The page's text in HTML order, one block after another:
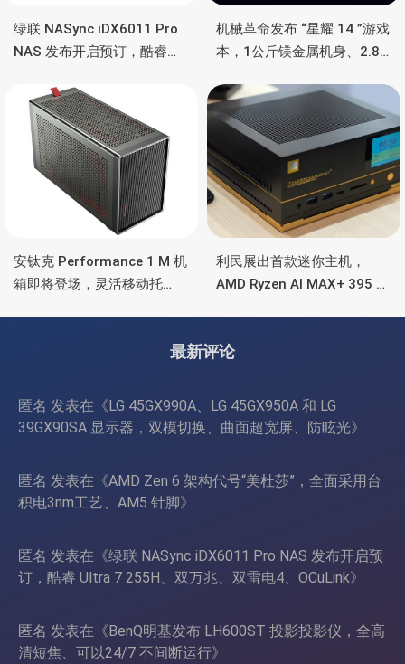
绿联 NASync iDX6011 Pro
NAS 发布开启预订，酷睿
雷电4、OCuLink
机械革命发布 “星耀 14 ”游戏
本，1公斤镁金属机身、2.8K
时长续航
安钛克 Performance 1 M 机
箱即将登场，灵活移动托
利民展出首款迷你主机，
AMD Ryzen AI MAX+ 395 处
最新评论
匿名 发表在《LG 45GX990A、LG 45GX950A 和 LG
39GX90SA 显示器，双模切换、曲面超宽屏、防眩光》
匿名 发表在《AMD Zen 6 架构代号“美杜莎”，全面采用台
积电3nm工艺、AM5 针脚》
匿名 发表在《绿联 NASync iDX6011 Pro NAS 发布开启预
订，酷睿 Ultra 7 255H、双万兆、双雷电4、OCuLink》
匿名 发表在《BenQ明基发布 LH600ST 投影投影仪，全高
清短焦、可以24/7 不间断运行》